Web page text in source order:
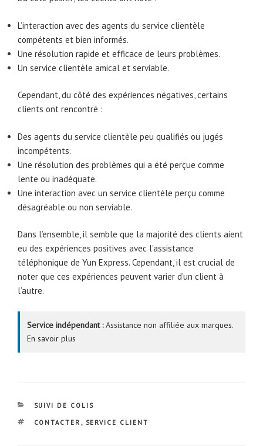
L’interaction avec des agents du service clientèle
compétents et bien informés.
Une résolution rapide et efficace de leurs problèmes.
Un service clientèle amical et serviable.
Cependant, du côté des expériences négatives, certains
clients ont rencontré :
Des agents du service clientèle peu qualifiés ou jugés
incompétents.
Une résolution des problèmes qui a été perçue comme
lente ou inadéquate.
Une interaction avec un service clientèle perçu comme
désagréable ou non serviable.
Dans l’ensemble, il semble que la majorité des clients aient
eu des expériences positives avec l’assistance
téléphonique de Yun Express. Cependant, il est crucial de
noter que ces expériences peuvent varier d’un client à
l’autre.
Service indépendant :Assistance non affiliée aux marques.
En savoir plus
CATÉGORIES
SUIVI DE COLIS
ÉTIQUETTES
CONTACTER , SERVICE CLIENT